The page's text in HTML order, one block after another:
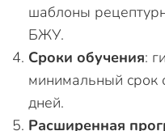
шаблоны
БЖУ.
Сроки обучения:
минимальный срок
дней.
Расширенная